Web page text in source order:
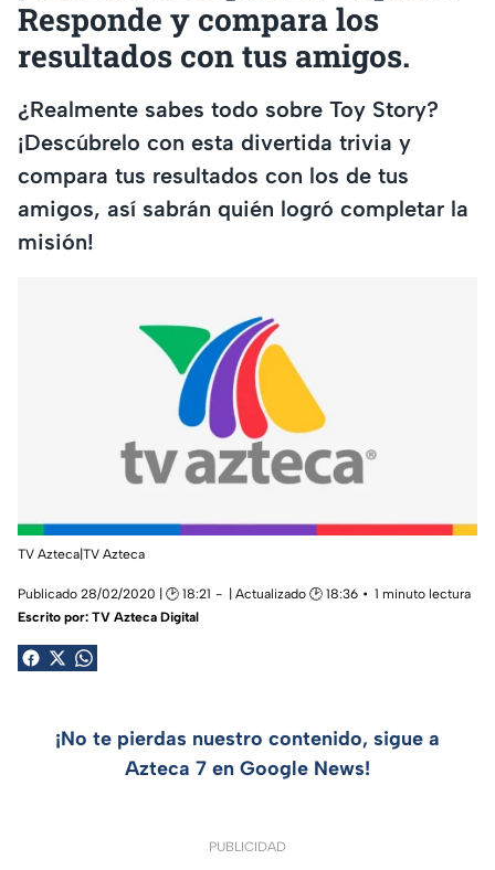
Responde y compara los
resultados con tus amigos.
¿Realmente sabes todo sobre Toy Story?
¡Descúbrelo con esta divertida trivia y
compara tus resultados con los de tus
amigos, así sabrán quién logró completar la
misión!
TV Azteca|TV Azteca
Publicado 28/02/2020 | 🕑 18:21 | Actualizado 🕑 18:36
1 minuto lectura
Escrito por: TV Azteca Digital
¡No te pierdas nuestro contenido, sigue a
Azteca 7 en Google News!
PUBLICIDAD